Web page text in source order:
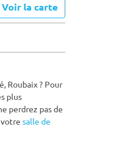
Voir la carte
Roubaix ? Pour
plus
perdrez pas de
salle de